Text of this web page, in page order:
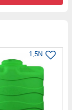
1,5N